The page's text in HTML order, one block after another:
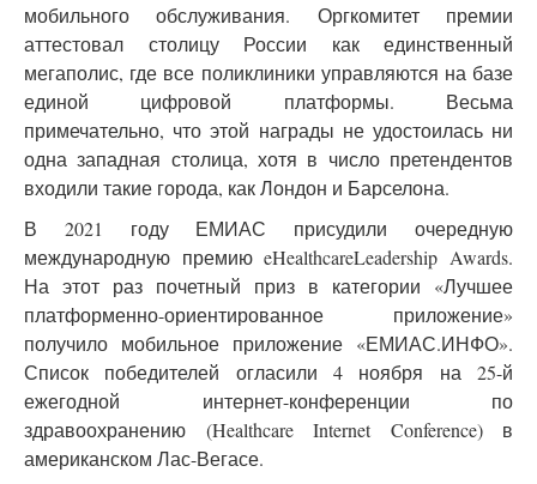
мобильного обслуживания. Оргкомитет премии
аттестовал столицу России как единственный
мегаполис, где все поликлиники управляются на базе
единой цифровой платформы. Весьма
примечательно, что этой награды не удостоилась ни
одна западная столица, хотя в число претендентов
входили такие города, как Лондон и Барселона.
В 2021 году ЕМИАС присудили очередную
международную премию eHealthcareLeadership Awards.
На этот раз почетный приз в категории «Лучшее
платформенно-ориентированное приложение»
получило мобильное приложение «ЕМИАС.ИНФО».
Список победителей огласили 4 ноября на 25-й
ежегодной интернет-конференции по
здравоохранению (Healthcare Internet Conference) в
американском Лас-Вегасе.